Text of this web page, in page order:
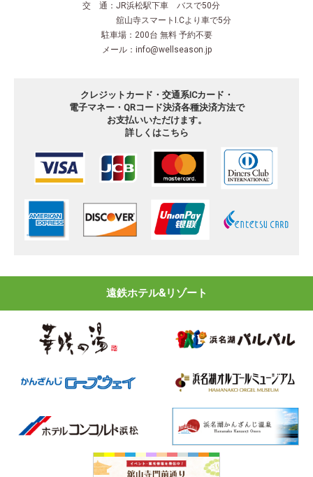
交 通： JR浜松駅下車 バスで50分
舘山寺スマートI.Cより車で5分
駐車場： 200台 無料 予約不要
メール： info@wellseason.jp
クレジットカード・交通系ICカード・
電子マネー・QRコード決済各種決済方法で
お支払いいただけます。
詳しくはこちら
遠鉄ホテル&リゾート